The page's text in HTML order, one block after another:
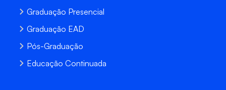
Graduação Presencial
Graduação EAD
Pós-Graduação
Educação Continuada